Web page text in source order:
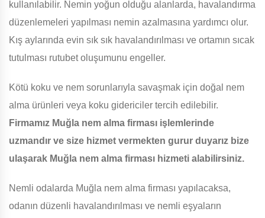
kullanılabilir. Nemin yoğun olduğu alanlarda, havalandırma
düzenlemeleri yapılması nemin azalmasına yardımcı olur.
Kış aylarında evin sık sık havalandırılması ve ortamın sıcak
tutulması rutubet oluşumunu engeller.
Kötü koku ve nem sorunlarıyla savaşmak için doğal nem
alma ürünleri veya koku gidericiler tercih edilebilir.
Firmamız Muğla nem alma firması işlemlerinde
uzmandır ve size hizmet vermekten gurur duyarız bize
ulaşarak Muğla nem alma firması hizmeti alabilirsiniz.
Nemli odalarda Muğla nem alma firması yapılacaksa,
odanın düzenli havalandırılması ve nemli eşyaların